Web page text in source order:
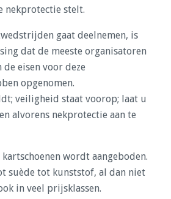
nekprotectie stelt.
gaat deelnemen, is
dat de meeste organisatoren
eisen voor deze
opgenomen.
veiligheid staat voorop; laat u
alvorens nekprotectie aan te
kartschoenen wordt aangeboden.
suède tot kunststof, al dan niet
in veel prijsklassen.